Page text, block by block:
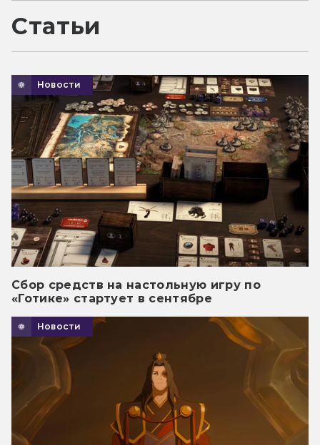
Статьи
Новости
Сбор средств на настольную игру по
«Готике» стартует в сентябре
Новости